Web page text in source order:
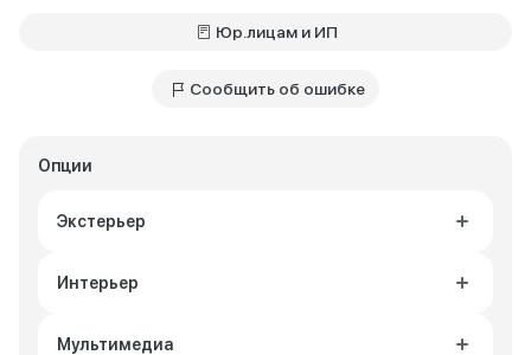
Опции
Экстерьер
Интерьер
Мультимедиа
Юр.лицам и ИП
Сообщить об ошибке